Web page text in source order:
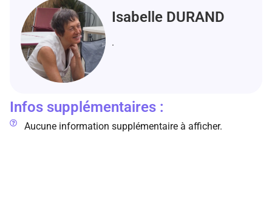
Isabelle DURAND
.
Infos supplémentaires :
Aucune information supplémentaire à afficher.